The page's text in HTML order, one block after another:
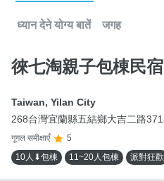
ध्यान देने योग्य बातें जगह
徠七淘親子包棟民宿
Taiwan, Yilan City
268台灣宜蘭縣五結鄉大吉二路
गूगल समीक्षाएँ
5
10人⬇包棟
11~20人包棟 派對狂歡